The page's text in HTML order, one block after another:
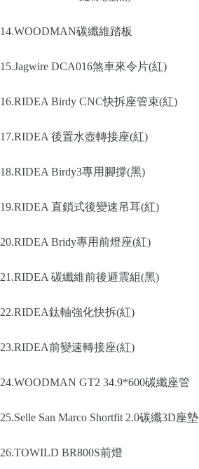
14.WOODMAN碳纖維踏板
15.Jagwire DCA016煞車來令片(紅)
16.RIDEA Birdy CNC快拆座管束(紅)
17.RIDEA 後置水壺轉接座(紅)
18.RIDEA Birdy3專用腳撐(黑)
19.RIDEA 直鎖式後變速吊耳(紅)
20.RIDEA Bridy專用前燈座(紅)
21.RIDEA 碳纖維前後避震組(黑)
22.RIDEA鈦軸強化快拆(紅)
23.RIDEA前變速轉接座(紅)
24.WOODMAN GT2 34.9*600碳纖座管
25.Selle San Marco Shortfit 2.0碳纖3D座墊
26.TOWILD BR800S前燈